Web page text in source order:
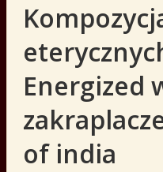
Energized
of india